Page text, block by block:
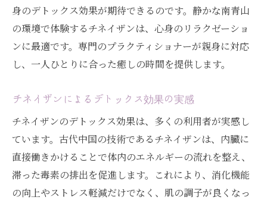
身のデトックス効果が期待できるのです。静かな南青山
の環境で体験するチネイザンは、心身のリラクゼーショ
ンに最適です。専門のプラクティショナーが親身に対応
し、一人ひとりに合った癒しの時間を提供します。
チネイザンによるデトックス効果の実感
チネイザンのデトックス効果は、多くの利用者が実感し
ています。古代中国の技術であるチネイザンは、内臓に
直接働きかけることで体内のエネルギーの流れを整え、
滞った毒素の排出を促進します。これにより、消化機能
の向上やストレス軽減だけでなく、肌の調子が良くなっ